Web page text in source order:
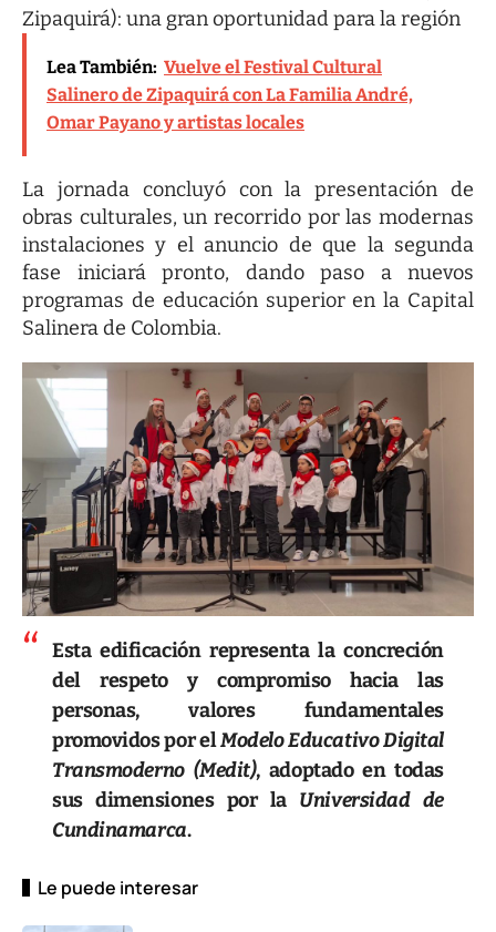
Zipaquirá): una gran oportunidad para la región
Lea También: Vuelve el Festival Cultural
Salinero de Zipaquirá con La Familia André,
Omar Payano y artistas locales
La jornada concluyó con la presentación de
obras culturales, un recorrido por las modernas
instalaciones y el anuncio de que la segunda
fase iniciará pronto, dando paso a nuevos
programas de educación superior en la Capital
Salinera de Colombia.
Esta edificación representa la concreción
del respeto y compromiso hacia las
personas, valores fundamentales
promovidos por elModelo Educativo Digital
Transmoderno (Medit), adoptado en todas
sus dimensiones por la Universidad de
Cundinamarca.
Le puede interesar